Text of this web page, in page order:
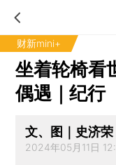
财新mini+
坐着轮椅看
偶遇｜纪行
文、图｜史济荣
2024年05月11日